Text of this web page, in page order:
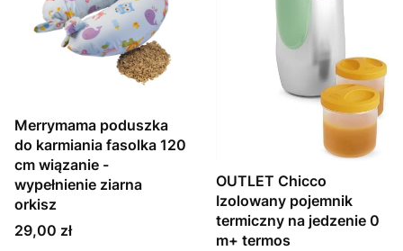
Merrymama poduszka
do karmiania fasolka 120
cm wiązanie -
wypełnienie ziarna
orkisz
Cena
29,00 zł
OUTLET Chicco
Izolowany pojemnik
termiczny na jedzenie 0
m+ termos